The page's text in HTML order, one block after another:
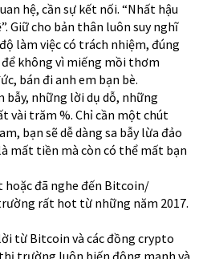
hệ, cần sự kết nối. “Nhất hậu
Giữ cho bản thân luôn suy nghĩ
làm việc có trách nhiệm, đúng
không vì miếng mồi thơm
bán đi anh em bạn bè.
bẫy, những lời dụ dỗ, những
vài trăm %. Chỉ cần một chút
bạn sẽ dễ dàng sa bẫy lừa đảo
mất tiền mà còn có thể mất bạn
hoặc đã nghe đến Bitcoin/
rất hot từ những năm 2017.
từ Bitcoin và các đồng crypto
trường luôn biến động mạnh và